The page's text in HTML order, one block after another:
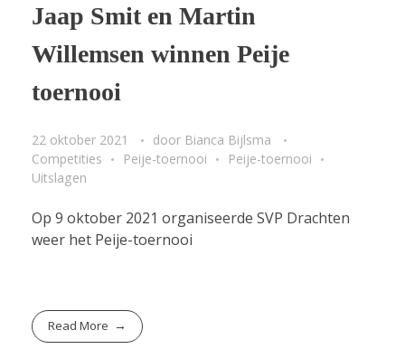
Jaap Smit en Martin
Willemsen winnen Peije
toernooi
22 oktober 2021 door Bianca Bijlsma
Competities
Peije-toernooi
Peije-toernooi
Uitslagen
Op 9 oktober 2021 organiseerde SVP Drachten
weer het Peije-toernooi
Read More